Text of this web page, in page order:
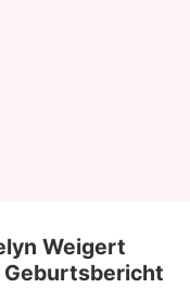
Weigert